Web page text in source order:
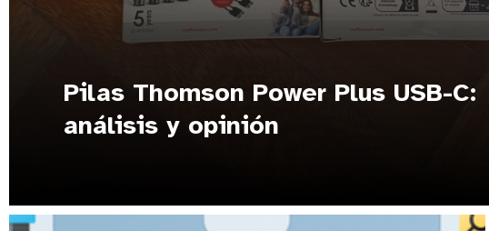
Pilas Thomson Power Plus USB-C:
análisis y opinión